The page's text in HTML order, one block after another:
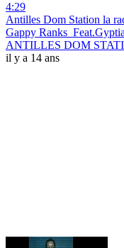
4:29
Antilles Dom Station la
Gappy
ANTILLES DOM
il y a 14 ans